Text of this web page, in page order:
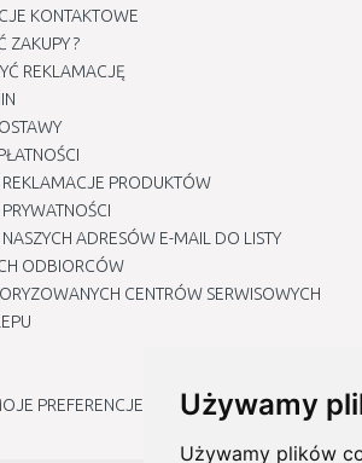
Używamy
Używamy plików
KONTAKTOWE
ZAKUPY ?
REKLAMACJĘ
REKLAMACJE PRODUKTÓW
ADRESÓW E-MAIL DO LISTY
ODBIORCÓW
CENTRÓW SERWISOWYCH
PREFERENCJE DOTYCZĄCE PLIKÓW